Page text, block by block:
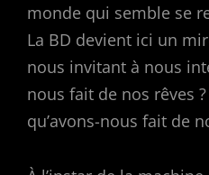
monde qui semble se
La BD devient ici un
nous invitant à nous
nous fait de nos rêves
qu’avons-nous fait de